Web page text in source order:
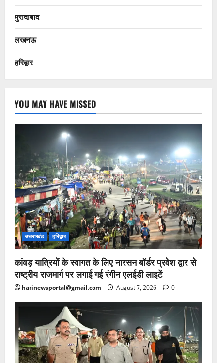
मुरादाबाद
लखनऊ
हरिद्वार
YOU MAY HAVE MISSED
उत्तराखंड हरिद्वार
कांवड़ यात्रियों के स्वागत के लिए नारसन बॉर्डर प्रवेश द्वार से
राष्ट्रीय राजमार्ग पर लगाई गई रंगीन एलईडी लाइटें
harinewsportal@gmail.com August 7, 2026 0